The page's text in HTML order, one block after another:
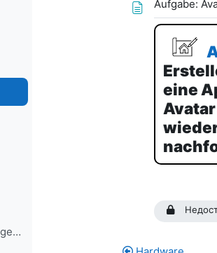
Wo müssen unsere Avatare gespeichert werden, damit...
Aufgabe:
eine